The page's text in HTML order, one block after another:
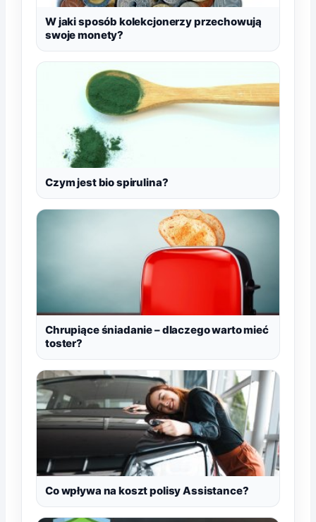
W jaki sposób kolekcjonerzy przechowują
swoje monety?
Czym jest bio spirulina?
Chrupiące śniadanie – dlaczego warto mieć
toster?
Co wpływa na koszt polisy Assistance?